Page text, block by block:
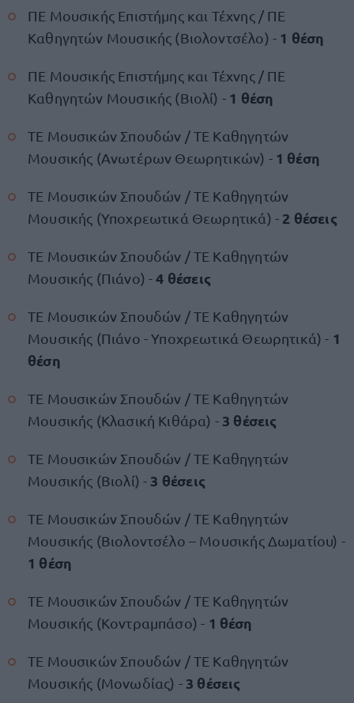
ΠΕ Μουσικής Επιστήμης και Τέχνης / ΠΕ
Καθηγητών Μουσικής (Βιολοντσέλο) - 1 θέση
ΠΕ Μουσικής Επιστήμης και Τέχνης / ΠΕ
Καθηγητών Μουσικής (Βιολί) - 1 θέση
ΤΕ Μουσικών Σπουδών / ΤΕ Καθηγητών
Μουσικής (Ανωτέρων Θεωρητικών) - 1 θέση
ΤΕ Μουσικών Σπουδών / ΤΕ Καθηγητών
Μουσικής (Υποχρεωτικά Θεωρητικά) - 2 θέσεις
ΤΕ Μουσικών Σπουδών / ΤΕ Καθηγητών
Μουσικής (Πιάνο) -4 θέσεις
ΤΕ Μουσικών Σπουδών / ΤΕ Καθηγητών
Μουσικής (Πιάνο - Υποχρεωτικά Θεωρητικά) - 1
θέση
ΤΕ Μουσικών Σπουδών / ΤΕ Καθηγητών
Μουσικής (Κλασική Κιθάρα) - 3 θέσεις
ΤΕ Μουσικών Σπουδών / ΤΕ Καθηγητών
Μουσικής (Βιολί) - 3 θέσεις
ΤΕ Μουσικών Σπουδών / ΤΕ Καθηγητών
Μουσικής (Βιολοντσέλο – Μουσικής Δωματίου) -
1 θέση
ΤΕ Μουσικών Σπουδών / ΤΕ Καθηγητών
Μουσικής (Κοντραμπάσο) - 1 θέση
ΤΕ Μουσικών Σπουδών / ΤΕ Καθηγητών
Μουσικής (Μονωδίας) - 3 θέσεις